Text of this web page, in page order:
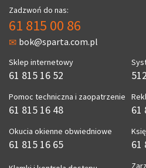
Zadzwoń do nas:
61 815 00 86
bok@sparta.com.pl
Sklep internetowy
61 815 16 52
Pomoc techniczna i zaopatrzenie
61 815 16 48
Okucia okienne obwiedniowe
61 815 16 65
61
61